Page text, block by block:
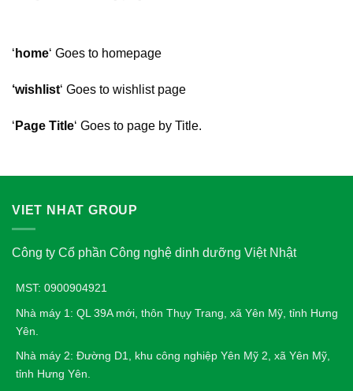
‘ home‘ Goes to homepage
‘wishlist‘ Goes to wishlist page
‘ Page Title‘ Goes to page by Title.
VIET NHAT GROUP
Công ty Cổ phần Công nghệ dinh dưỡng Việt Nhật
MST: 0900904921
Nhà máy 1: QL 39A mới, thôn Thụy Trang, xã Yên Mỹ, tỉnh Hưng
Yên.
Nhà máy 2: Đường D1, khu công nghiệp Yên Mỹ 2, xã Yên Mỹ,
tỉnh Hưng Yên.